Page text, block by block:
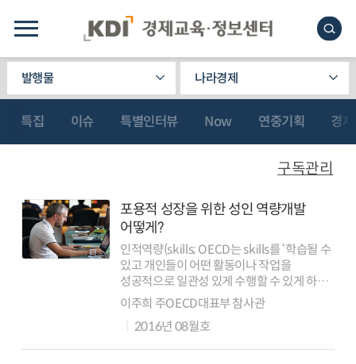
발행물 나라경제
특집 이슈 특별인터뷰 Now 연중기획 경
포용적 성장을 위한 성인 역량개발
어떻게?
인적역량(skills; OECD는 skills를 ‘학습될 수
있고 개인들이 어떤 활동이나 작업을
성공적으로 일관성 있게 수행할 수 있게 하며
학습을 통해 개발하고 확장시킬 수 있는 지식,
특성 및 능력들의 집합’으로 정의)은 21세기
개인의 삶의 질과 ...
이주희 주OECD대표부 참사관
2016년 08월호
구독관리